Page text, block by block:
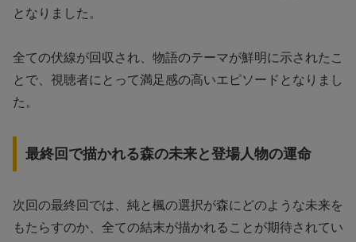
となりました。
全ての伏線が回収され、物語のテーマが鮮明に示されたこ
とで、視聴者にとって満足感の高いエピソードとなりまし
た。
最終回で描かれる森の未来と登場人物の運命
次回の最終回では、純と楓の選択が森にどのような未来を
もたらすのか、全ての結末が描かれることが期待されてい